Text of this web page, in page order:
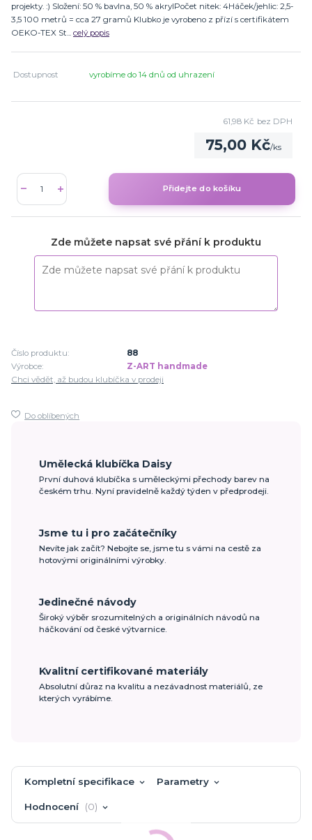
projekty. :) Složení: 50 % bavlna, 50 % akrylPočet nitek: 4Háček/jehlic: 2,5-
3,5 100 metrů = cca 27 gramů Klubko je vyrobeno z přízí s certifikátem
OEKO-TEX St... celý popis
Dostupnost vyrobíme do 14 dnů od uhrazení
75,00 Kč/ks
61,98 Kč bez DPH
Přidejte do košíku
Zde můžete napsat své přání k produktu
Číslo produktu:
88
Výrobce:
Z-ART handmade
Chci vědět, až budou klubíčka v prodeji
Do oblíbených
Umělecká klubíčka Daisy
První duhová klubíčka s uměleckými přechody barev na
českém trhu. Nyní pravidelně každý týden v předprodeji.
Jsme tu i pro začátečníky
Nevíte jak začít? Nebojte se, jsme tu s vámi na cestě za
hotovými originálními výrobky.
Jedinečné návody
Široký výběr srozumitelných a originálních návodů na
háčkování od české výtvarnice.
Kvalitní certifikované materiály
Absolutní důraz na kvalitu a nezávadnost materiálů, ze
kterých vyrábíme.
Kompletní specifikace Parametry
Hodnocení 0